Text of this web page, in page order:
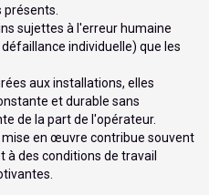
sujettes à l'erreur humaine
individuelle) que les
aux installations, elles
et durable sans
de la part de l'opérateur.
en œuvre contribue souvent
des conditions de travail